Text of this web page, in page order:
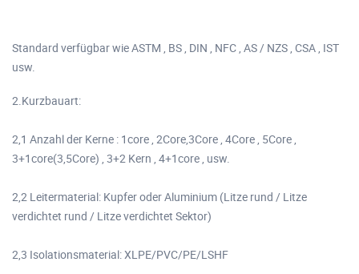
Standard verfügbar wie ASTM , BS , DIN , NFC , AS / NZS , CSA , IST
usw.
2.Kurzbauart:
2,1 Anzahl der Kerne : 1core , 2Core,3Core , 4Core , 5Core ,
3+1core(3,5Core) , 3+2 Kern , 4+1core , usw.
2,2 Leitermaterial: Kupfer oder Aluminium (Litze rund / Litze
verdichtet rund / Litze verdichtet Sektor)
2,3 Isolationsmaterial: XLPE/PVC/PE/LSHF